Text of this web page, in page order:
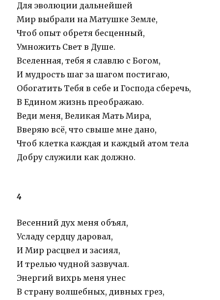
Для эволюции дальнейшей
Мир выбрали на Матушке Земле,
Чтоб опыт обретя бесценный,
Умножить Свет в Душе.
Вселенная, тебя я славлю с Богом,
И мудрость шаг за шагом постигаю,
Обогатить Тебя в себе и Господа сберечь,
В Едином жизнь преображаю.
Веди меня, Великая Мать Мира,
Вверяю всё, что свыше мне дано,
Чтоб клетка каждая и каждый атом тела
Добру служили как должно.
4
Весенний дух меня объял,
Усладу сердцу даровал,
И Мир расцвел и засиял,
И трелью чудной зазвучал.
Энергий вихрь меня унес
В страну волшебных, дивных грез,